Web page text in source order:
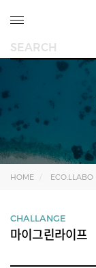
HOME ECO.LLABO
CHALLANGE
마이그린라이프